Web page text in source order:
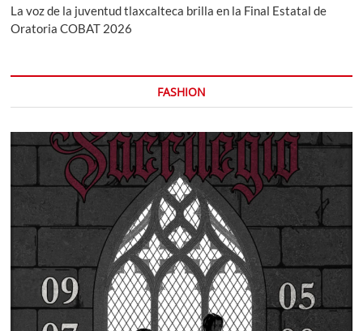
La voz de la juventud tlaxcalteca brilla en la Final Estatal de
Oratoria COBAT 2026
FASHION